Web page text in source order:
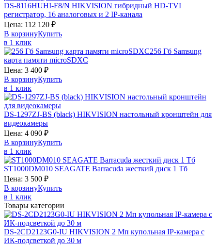
DS-8116HUHI-F8/N HIKVISION гибридный HD-TVI
регистратор, 16 аналоговых и 2 IP-канала
Цена: 112 120 ₽
В корзинуКупить
в 1 клик
256 Гб Samsung
карта памяти microSDXC
Цена: 3 400 ₽
В корзинуКупить
в 1 клик
DS-1297ZJ-BS (black) HIKVISION настольный кронштейн для
видеокамеры
Цена: 4 090 ₽
В корзинуКупить
в 1 клик
ST1000DM010 SEAGATE Barracuda жесткий диск 1 Тб
Цена: 3 500 ₽
В корзинуКупить
в 1 клик
Товары категории
DS-2CD2123G0-IU HIKVISION 2 Мп купольная IP-камера с
ИК-подсветкой до 30 м